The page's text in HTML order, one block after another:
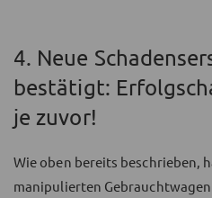
4. Neue
bestätigt:
je zuvor!
Wie oben bereits beschrieben,
manipulierten